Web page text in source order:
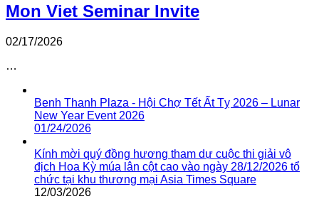
Mon Viet Seminar Invite
02/17/2026
…
Benh Thanh Plaza - Hội Chợ Tết Ất Tỵ 2026 – Lunar
New Year Event 2026
01/24/2026
Kính mời quý đồng hương tham dự cuộc thi giải vô
địch Hoa Kỳ múa lân cột cao vào ngày 28/12/2026 tổ
chức tại khu thương mại Asia Times Square
12/03/2026